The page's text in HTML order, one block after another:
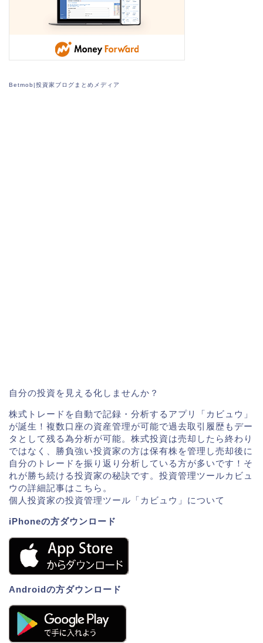
Betmob|投資家ブログまとめメディア
自分の投資を見える化しませんか？
株式トレードを自動で記録・分析するアプリ「カビュウ」
が誕生！複数口座の資産管理が可能で過去取引履歴もデー
タとして残る為分析が可能。株式投資は売却したら終わり
ではなく、勝負強い投資家の方は保有株を管理し売却後に
自分のトレードを振り返り分析している方が多いです！そ
れが勝ち続ける投資家の秘訣です。投資管理ツールカビュ
ウの詳細記事はこちら。
個人投資家の投資管理ツール「カビュウ」について
iPhoneの方ダウンロード
Androidの方ダウンロード